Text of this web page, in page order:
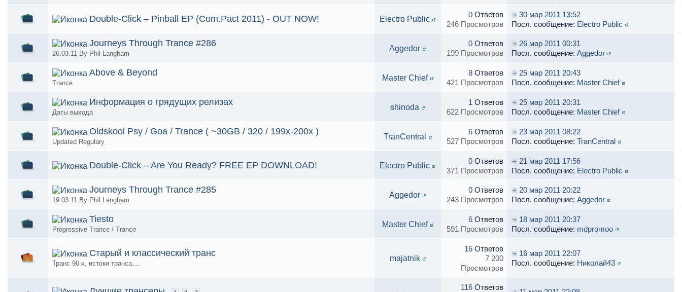
Double-Click – Pinball EP (Com.Pact 2011) - OUT NOW! Electro Public
0 Ответов
246 Просмотров
30 мар 2011 13:52
Посл. сообщение: Electro Public
Journeys Through Trance #286
26.03.11 By Phil Langham
Aggedor
0 Ответов
199 Просмотров
26 мар 2011 00:31
Посл. сообщение: Aggedor
Аbovе & Bеyond
Trance
Master Chief
8 Ответов
421 Просмотров
25 мар 2011 20:43
Посл. сообщение: Master Chief
Информация о грядущих релизах
Даты выхода
shinoda
1 Ответов
622 Просмотров
25 мар 2011 20:31
Посл. сообщение: Master Chief
Oldskool Psy / Goa / Trance ( ~30GB / 320 / 199x-200x )
Updated Regulary
TranCentral
6 Ответов
527 Просмотров
23 мар 2011 08:22
Посл. сообщение: TranCentral
Double-Click – Are You Ready? FREE EP DOWNLOAD! Electro Public
0 Ответов
371 Просмотров
21 мар 2011 17:56
Посл. сообщение: Electro Public
Journeys Through Trance #285
19.03.11 By Phil Langham
Aggedor
0 Ответов
243 Просмотров
20 мар 2011 20:22
Посл. сообщение: Aggedor
Tiesto
Progressive Trance / Trance
Master Chief
6 Ответов
591 Просмотров
18 мар 2011 20:37
Посл. сообщение: mdpromoo
Старый и классический транс
Транс 90-х, истоки транса....
majatnik
16 Ответов
7 200
Просмотров
16 мар 2011 22:07
Посл. сообщение: Николай43
116 Ответов